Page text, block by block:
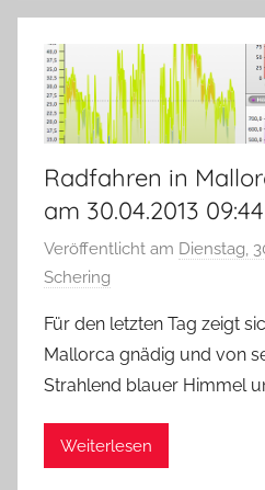
Radfahren in
am 30.04.2013 09:44
Veröffentlicht am Dienstag,
Schering
Für den letzten Tag zeigt
Mallorca gnädig und von
Strahlend blauer Himmel
Weiterlesen